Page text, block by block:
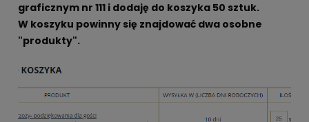
graficznym nr 111 i dodaję do koszyka 50 sztuk.
W koszyku powinny się znajdować dwa osobne
"produkty".